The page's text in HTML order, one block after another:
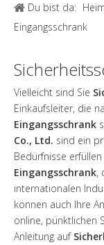
Du bist da:
Eingangsschrank
Vielleicht sind Sie
Einkaufsleiter, die
Eingangsschrank
Co., Ltd. sind ein
Bedürfnisse
Eingangsschrank,
internationalen
können auch Ihre
online, pünktlichen
Anleitung auf